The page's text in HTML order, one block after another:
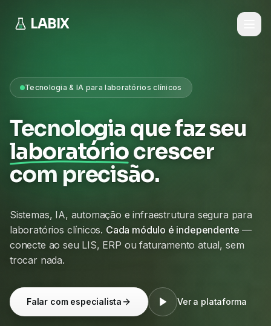
LABIX
Tecnologia & IA para laboratórios clínicos
Tecnologia que faz seu
laboratóriocrescer
com precisão.
Sistemas, IA, automação e infraestrutura segura para
laboratórios clínicos. Cada módulo é independente —
conecte ao seu LIS, ERP ou faturamento atual, sem
trocar nada.
Falar com especialista Ver a plataforma